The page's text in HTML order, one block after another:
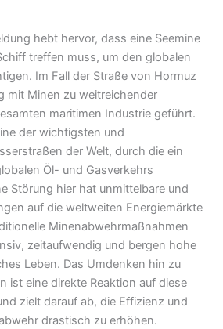
hebt hervor, dass eine Seemine
treffen muss, um den globalen
Im Fall der Straße von Hormuz
mit Minen zu weitreichender
maritimen Industrie geführt.
der wichtigsten und
der Welt, durch die ein
Öl- und Gasverkehrs
Störung hier hat unmittelbare und
auf die weltweiten Energiemärkte
Minenabwehrmaßnahmen
zeitaufwendig und bergen hohe
Leben. Das Umdenken hin zu
ist eine direkte Reaktion auf diese
zielt darauf ab, die Effizienz und
drastisch zu erhöhen.